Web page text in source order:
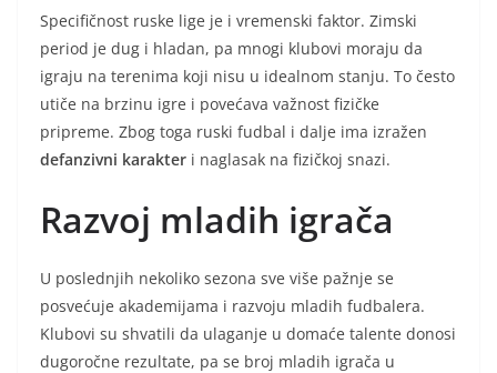
Specifičnost ruske lige je i vremenski faktor. Zimski
period je dug i hladan, pa mnogi klubovi moraju da
igraju na terenima koji nisu u idealnom stanju. To često
utiče na brzinu igre i povećava važnost fizičke
pripreme. Zbog toga ruski fudbal i dalje ima izražen
defanzivni karakter i naglasak na fizičkoj snazi.
Razvoj mladih igrača
U poslednjih nekoliko sezona sve više pažnje se
posvećuje akademijama i razvoju mladih fudbalera.
Klubovi su shvatili da ulaganje u domaće talente donosi
dugoročne rezultate, pa se broj mladih igrača u